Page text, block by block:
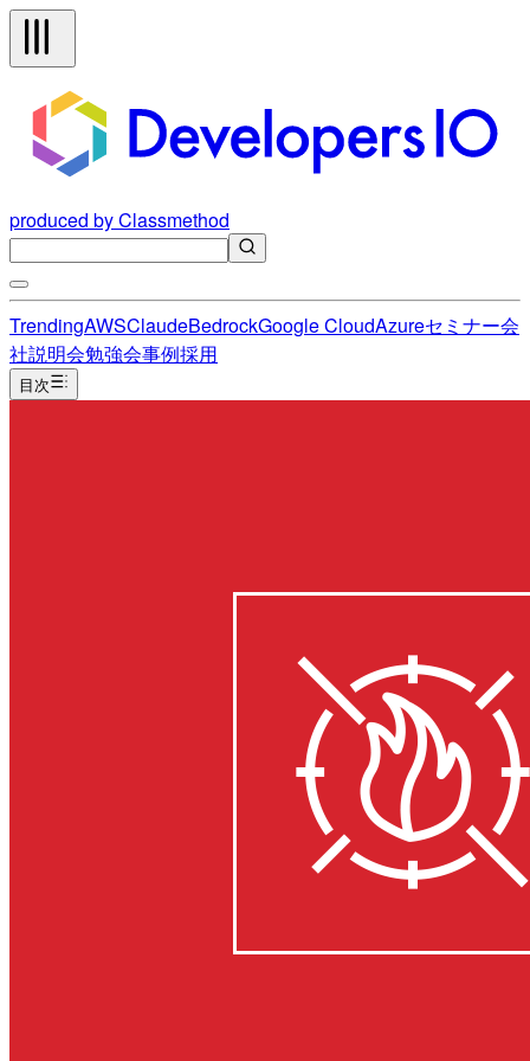
produced by Classmethod
TrendingAWSClaudeBedrockGoogle CloudAzureセミナー会
社説明会勉強会事例採用
目次